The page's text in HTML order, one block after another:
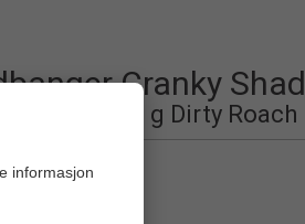
Cranky Shad
Slow sink 10 g Dirty Roach
informasjon